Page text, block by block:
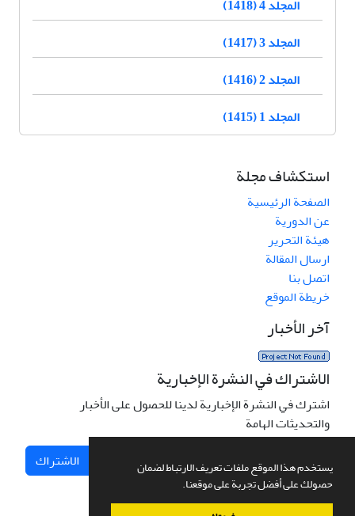
يستخدم هذا الموقع ملفات تعريف الارتباط لضمان
حصولك على أفضل تجربة على موقعنا.
المجلد 4 (1418)
المجلد 3 (1417)
المجلد 2 (1416)
المجلد 1 (1415)
استكشاف مجلة
الصفحة الرئيسية
عن الدورية
هيئة التحرير
ارسال المقالة
اتصل بنا
خريطة الموقع
آخر الأخبار
الاشتراك في النشرة الإخبارية
اشترك في النشرة الإخبارية لدينا للحصول على الأخبار
والتحديثات الهامة
الاشتراك